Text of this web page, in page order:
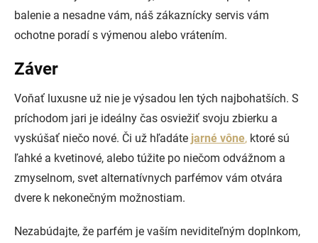
balenie a nesadne vám, náš zákaznícky servis vám
ochotne poradí s výmenou alebo vrátením.
Záver
Voňať luxusne už nie je výsadou len tých najbohatších. S
príchodom jari je ideálny čas osviežiť svoju zbierku a
vyskúšať niečo nové. Či už hľadáte jarné vône, ktoré sú
ľahké a kvetinové, alebo túžite po niečom odvážnom a
zmyselnom, svet alternatívnych parfémov vám otvára
dvere k nekonečným možnostiam.
Nezabúdajte, že parfém je vaším neviditeľným doplnkom,